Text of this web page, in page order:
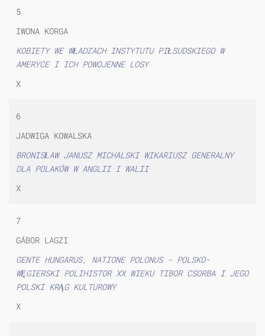
5
IWONA KORGA
KOBIETY WE WŁADZACH INSTYTUTU PIŁSUDSKIEGO W
AMERYCE I ICH POWOJENNE LOSY
X
6
JADWIGA KOWALSKA
BRONISŁAW JANUSZ MICHALSKI WIKARIUSZ GENERALNY
DLA POLAKÓW W ANGLII I WALII
X
7
GÁBOR LAGZI
GENTE HUNGARUS, NATIONE POLONUS - POLSKO-
WĘGIERSKI POLIHISTOR XX WIEKU TIBOR CSORBA I JEGO
POLSKI KRĄG KULTUROWY
X